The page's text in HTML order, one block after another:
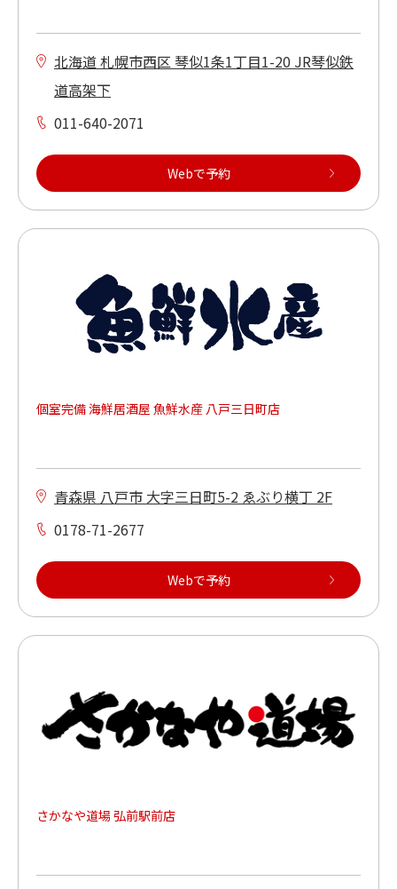
北海道 札幌市西区 琴似1条1丁目1-20 JR琴似鉄
道高架下
011-640-2071
Webで予約
個室完備 海鮮居酒屋 魚鮮水産 八戸三日町店
青森県 八戸市 大字三日町5-2 ゑぶり横丁 2F
0178-71-2677
Webで予約
さかなや道場 弘前駅前店